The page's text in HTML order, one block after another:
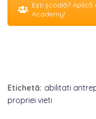
Ești școală?
Academy!
Etichetă: abilitati
propriei vieti